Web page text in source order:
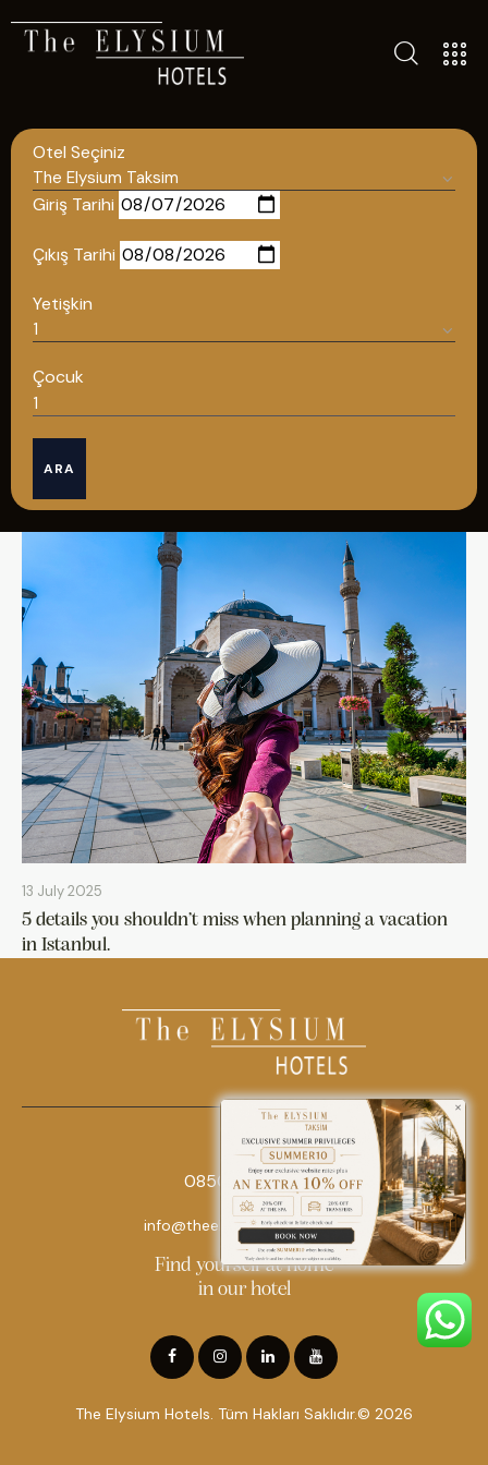
Otel Seçiniz
Giriş Tarihi
Çıkış Tarihi
Yetişkin
Çocuk
ARA
13 July 2025
5 details you shouldn’t miss when planning a vacation
in Istanbul.
0850 242 18 18
info@theelysiumhotels.com
Find yourself at home
in our hotel
The Elysium Hotels. Tüm Hakları Saklıdır.© 2026
ALL HOTELS
POLICIES
TÜRKÇE
English